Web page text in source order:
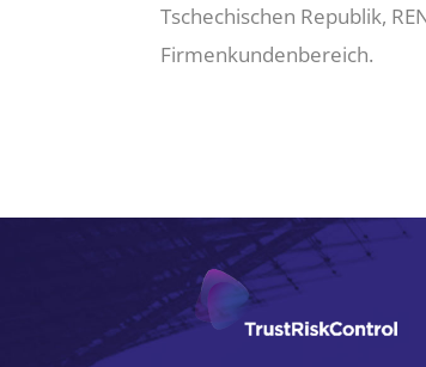
Tschechischen Republik,
Firmenkundenbereich.